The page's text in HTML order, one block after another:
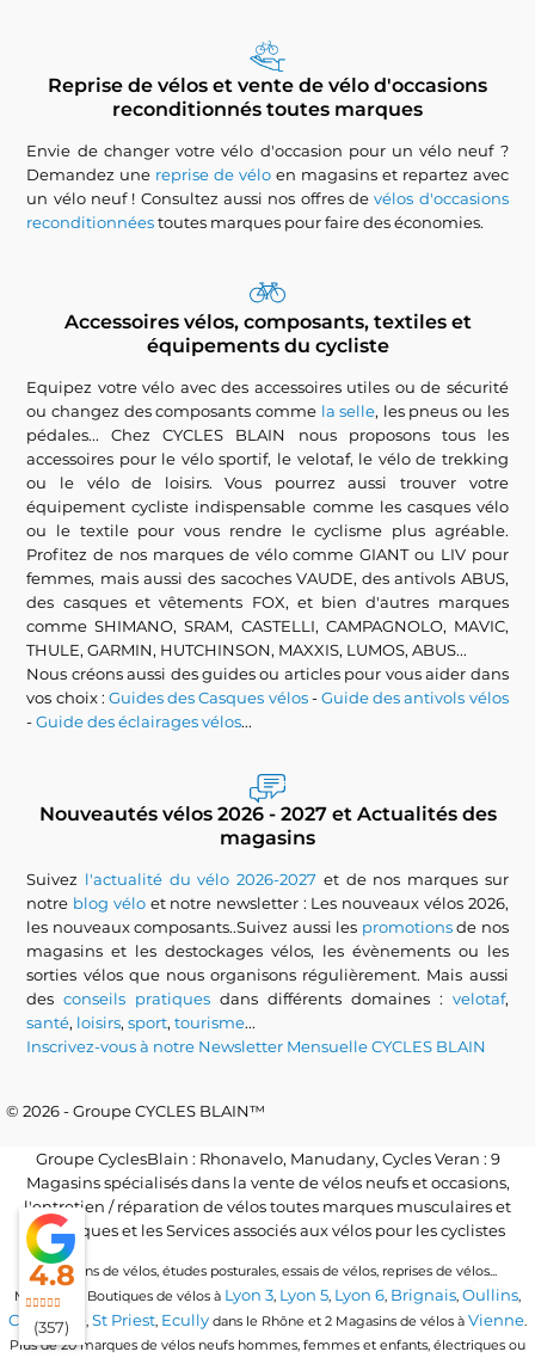
Reprise de vélos et vente de vélo d'occasions
reconditionnés toutes marques
Envie de changer votre vélo d'occasion pour un vélo neuf ?
Demandez une reprise de vélo en magasins et repartez avec
un vélo neuf ! Consultez aussi nos offres devélos d'occasions
reconditionnéestoutes marques pour faire des économies.
Accessoires vélos, composants, textiles et
équipements du cycliste
Equipez votre vélo avec des accessoires utiles ou de sécurité
ou changez des composants comme la selle, les pneus ou les
pédales... Chez CYCLES BLAIN nous proposons tous les
accessoires pour le vélo sportif, le velotaf, le vélo de trekking
ou le vélo de loisirs. Vous pourrez aussi trouver votre
équipement cycliste indispensable comme les casques vélo
ou le textile pour vous rendre le cyclisme plus agréable.
Profitez de nos marques de vélo comme GIANT ou LIV pour
femmes, mais aussi des sacoches VAUDE, des antivols ABUS,
des casques et vêtements FOX, et bien d'autres marques
comme SHIMANO, SRAM, CASTELLI, CAMPAGNOLO, MAVIC,
THULE, GARMIN, HUTCHINSON, MAXXIS, LUMOS, ABUS...
Nous créons aussi des guides ou articles pour vous aider dans
vos choix :Guides des Casques vélos-Guide des antivols vélos
-Guide des éclairages vélos...
Nouveautés vélos 2026 - 2027 et Actualités des
magasins
Suivez l'actualité du vélo 2026-2027 et de nos marques sur
notre blog véloet notre newsletter : Les nouveaux vélos 2026,
les nouveaux composants..Suivez aussi les promotionsde nos
magasins et les destockages vélos, les évènements ou les
sorties vélos que nous organisons régulièrement. Mais aussi
desconseils pratiques dans différents domaines : velotaf,
santé, loisirs,sport,tourisme...
Inscrivez-vous à notre Newsletter Mensuelle CYCLES BLAIN
© 2026 - Groupe CYCLES BLAIN™
Groupe CyclesBlain : Rhonavelo, Manudany, Cycles Veran : 9
Magasins spécialisés dans la vente de vélos neufs et occasions,
l'entretien / réparation de vélos toutes marques musculaires et
électriques et les Services associés aux vélos pour les cyclistes
Locations de vélos, études posturales, essais de vélos, reprises de vélos...
Magasins / Boutiques de vélos à Lyon 3, Lyon 5, Lyon 6, Brignais, Oullins,
Craponne, St Priest, Ecully dans le Rhône et 2 Magasins de vélos à Vienne.
Plus de 20 marques de vélos neufs hommes, femmes et enfants, électriques ou
4.8
(357)